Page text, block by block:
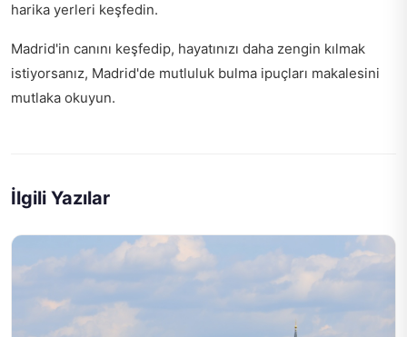
harika yerleri keşfedin.
Madrid'in canını keşfedip, hayatınızı daha zengin kılmak
istiyorsanız, Madrid'de mutluluk bulma ipuçları makalesini
mutlaka okuyun.
İlgili Yazılar